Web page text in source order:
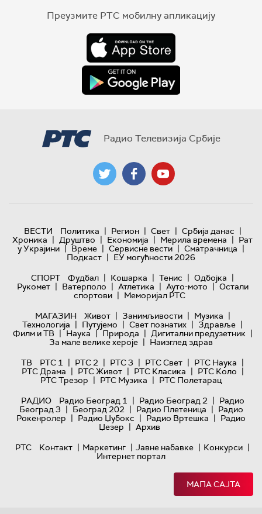
Преузмите РТС мобилну апликацију
Радио Телевизија Србије
ВЕСТИ Политика | Регион | Свет | Србија данас |
Хроника | Друштво | Економија | Мерила времена | Рат
у Украјини | Време | Сервисне вести | Сматрачница |
Подкаст | ЕУ могућности 2026
СПОРТ
Фудбал | Кошарка | Тенис | Одбојка |
Рукомет | Ватерполо | Атлетика | Ауто-мото | Остали
спортови | Меморијал РТС
МАГАЗИН
Живот | Занимљивости | Музика |
Технологијa | Путујемо | Свет познатих | Здравље |
Филм и ТВ | Наука | Природа | Дигитални предузетник |
За мале велике хероје | Наизглед здрав
ТВ
РТС 1 | РТС 2 | РТС 3 | РТС Свет | РТС Наука |
РТС Драма | РТС Живот | РТС Класика | РТС Коло |
РТС Трезор | РТС Музика | РТС Полетарац
РАДИО
Радио Београд 1 | Радио Београд 2 | Радио
Београд 3 | Београд 202 | Радио Плетеница | Радио
Рокенролер | Радио Џубокс | Радио Вртешка | Радио
Џезер | Архив
РТС
Контакт | Маркетинг | Јавне набавке | Конкурси |
Интернет портал
МАПА САЈТА